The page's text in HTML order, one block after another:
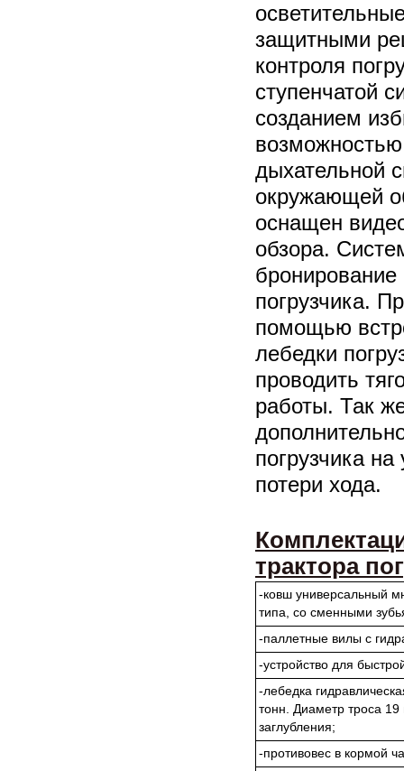
защитными
контроля
ступенчатой
созданием
дыхательной
окружающей
оснащен
обзора.
погрузчика.
помощью
лебедки
проводить
работы. Так
погрузчика
потери хода.
трактора
-ковш универсальный
типа, со сменными
-паллетные вилы с
-устройство для
-лебедка
тонн. Диаметр троса
заглубления;
-противовес в кормой